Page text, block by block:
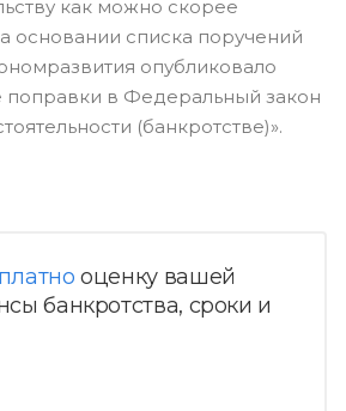
как можно скорее
основании списка поручений
опубликовало
поправки в Федеральный закон
(банкротстве)».
оценку вашей
банкротства, сроки и